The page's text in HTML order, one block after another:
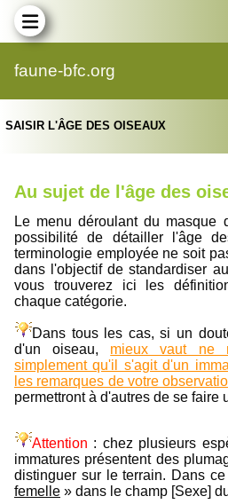
faune-bfc.org
SAISIR L'ÂGE DES OISEAUX
Au sujet de l'âge des
Le menu déroulant du masque
possibilité de détailler l'âge
terminologie employée ne soit
dans l'objectif de standardiser
vous trouverez ici les
chaque catégorie.
Dans tous les cas, si un
d'un oiseau, mieux vaut ne
simplement qu'il s'agit d'un
les remarques de votre
permettront à d'autres de se faire
Attention : chez plusieurs
immatures présentent des
distinguer sur le terrain. Dans
femelle » dans le champ [Sexe]